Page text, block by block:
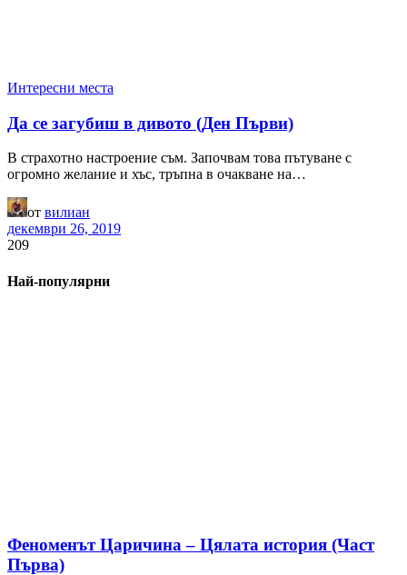
Интересни места
Да се загубиш в дивото (Ден Първи)
В страхотно настроение съм. Започвам това пътуване с
огромно желание и хъс, тръпна в очакване на…
от вилиан
декември 26, 2019
209
Най-популярни
Феноменът Царичина – Цялата история (Част
Първа)